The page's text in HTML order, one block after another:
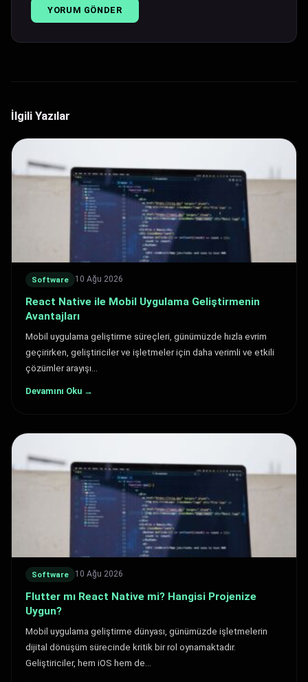
İlgili Yazılar
Software 10 Ağu 2026
React Native ile Mobil Uygulama Geliştirmenin
Avantajları
Mobil uygulama geliştirme süreçleri, günümüzde hızla evrim
geçirirken, geliştiriciler ve işletmeler için daha verimli ve etkili
çözümler arayışı…
Devamını Oku →
Software 10 Ağu 2026
Flutter mı React Native mi? Hangisi Projenize
Uygun?
Mobil uygulama geliştirme dünyası, günümüzde işletmelerin
dijital dönüşüm sürecinde kritik bir rol oynamaktadır.
Geliştiriciler, hem iOS hem de…